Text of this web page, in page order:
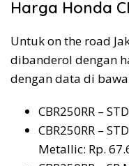
Harga Honda
Untuk on the road
dibanderol dengan
dengan data di
CBR250RR –
CBR250RR –
Metallic: Rp.